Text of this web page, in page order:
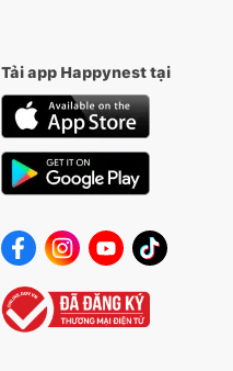
Tải app Happynest tại